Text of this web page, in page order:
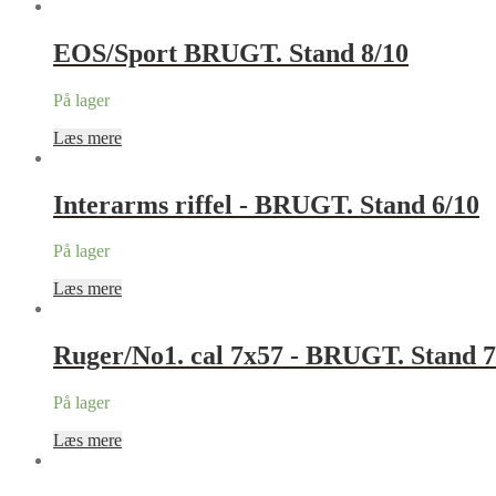
EOS/Sport BRUGT. Stand 8/10
På lager
Læs mere
Interarms riffel - BRUGT. Stand 6/10
På lager
Læs mere
Ruger/No1. cal 7x57 - BRUGT. Stand
På lager
Læs mere